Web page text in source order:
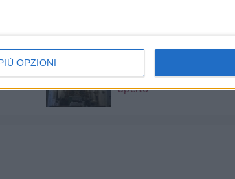
OPZIONI
dal
7 AGOSTO 2026
Nella notte tra il 7 e l'8
Santuario di Sovereto
aperto